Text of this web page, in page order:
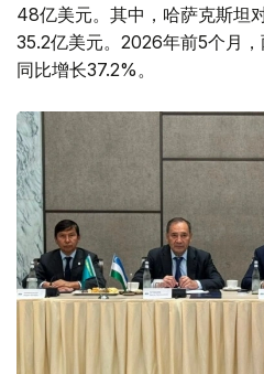
48亿美元。其中，哈萨克斯坦
35.2亿美元。2026年前5个月
同比增长37.2%。